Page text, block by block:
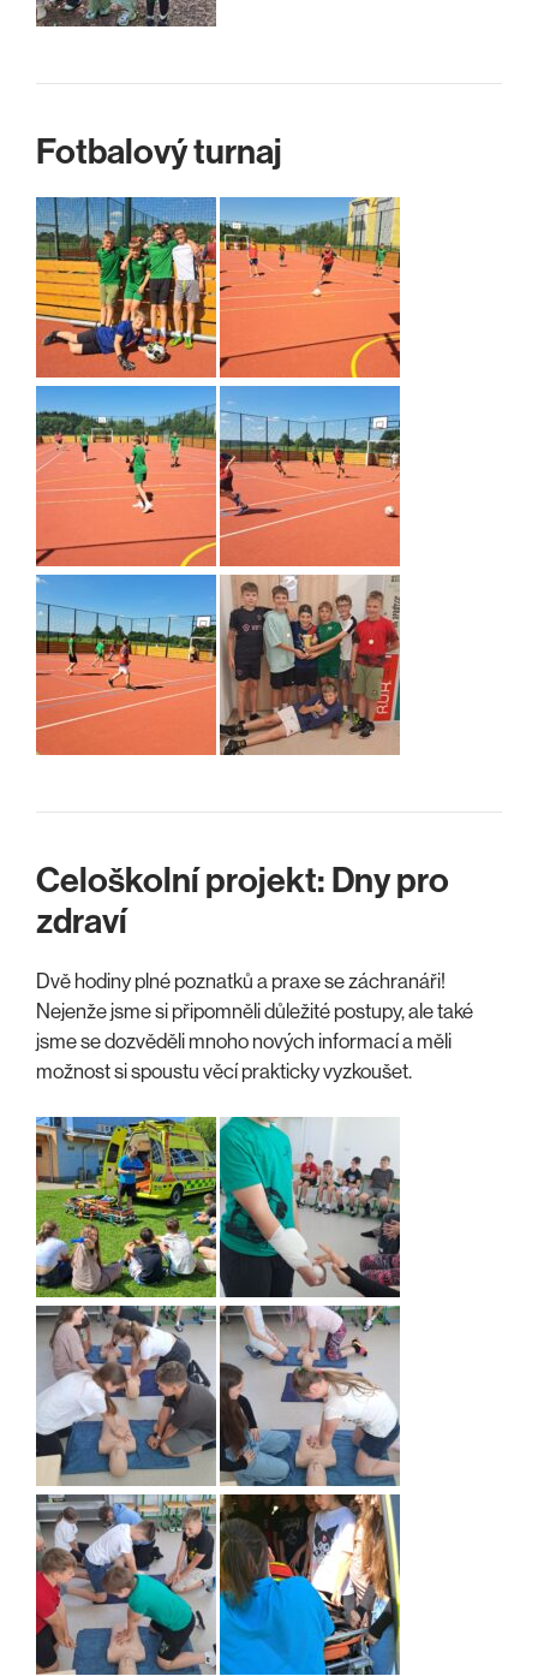
Fotbalový turnaj
Celoškolní projekt: Dny pro
zdraví
Dvě hodiny plné poznatků a praxe se záchranáři!
Nejenže jsme si připomněli důležité postupy, ale také
jsme se dozvěděli mnoho nových informací a měli
možnost si spoustu věcí prakticky vyzkoušet.